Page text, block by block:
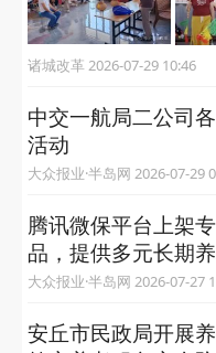
诸城改革 2026-07-29 10:46
中交一航局二公司
活动
大众报业·半岛网 2026-
腾讯微保平台上架
品，提供多元长期
大众报业·半岛网 2026-
安丘市民政局开展